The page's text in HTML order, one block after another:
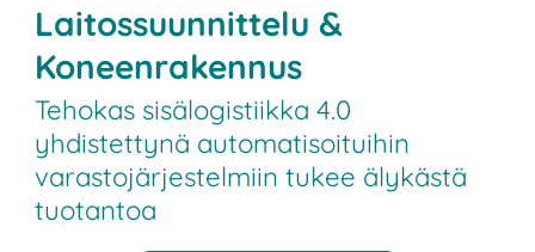
Laitossuunnittelu &
Koneenrakennus
Tehokas sisälogistiikka 4.0
yhdistettynä automatisoituihin
varastojärjestelmiin tukee älykästä
tuotantoa